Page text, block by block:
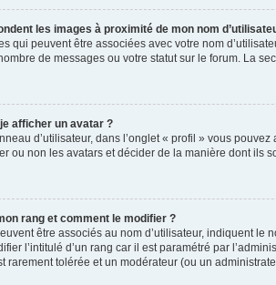
les images à proximité de mon nom
qui peuvent être associées avec votre nom
de messages ou votre statut sur le forum. La
afficher un avatar ?
d’utilisateur, dans l’onglet « profil » vous
ou non les avatars et décider de la manière dont ils
rang et comment le modifier ?
être associés au nom d’utilisateur, indiquent
l’intitulé d’un rang car il est paramétré par
rarement tolérée et un modérateur (ou un